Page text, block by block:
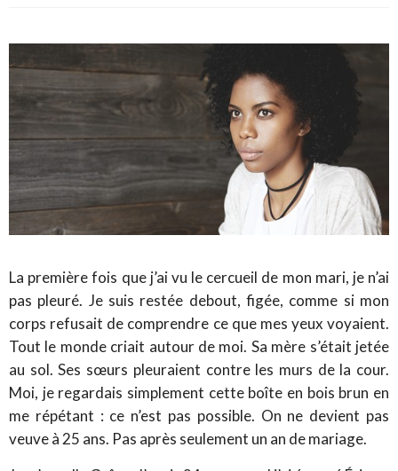
La première fois que j’ai vu le cercueil de mon mari, je n’ai
pas pleuré. Je suis restée debout, figée, comme si mon
corps refusait de comprendre ce que mes yeux voyaient.
Tout le monde criait autour de moi. Sa mère s’était jetée
au sol. Ses sœurs pleuraient contre les murs de la cour.
Moi, je regardais simplement cette boîte en bois brun en
me répétant : ce n’est pas possible. On ne devient pas
veuve à 25 ans. Pas après seulement un an de mariage.